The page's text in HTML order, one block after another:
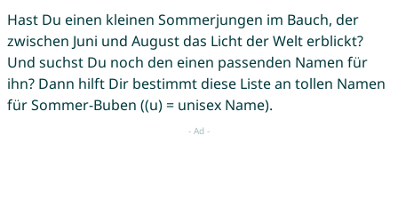
Hast Du einen kleinen Sommerjungen im Bauch, der
zwischen Juni und August das Licht der Welt erblickt?
Und suchst Du noch den einen passenden Namen für
ihn? Dann hilft Dir bestimmt diese Liste an tollen Namen
für Sommer-Buben ((u) = unisex Name).